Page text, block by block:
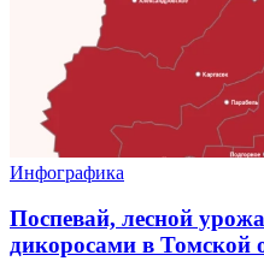
Инфографика
Поспевай, лесной
дикоросами в Томской